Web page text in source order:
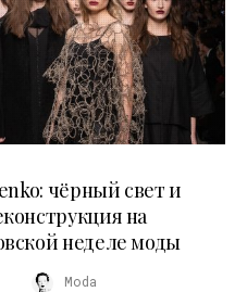
чёрный свет и
на
неделе моды
Moda